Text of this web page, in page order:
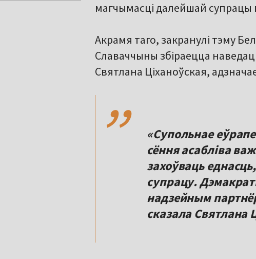
магчымасці далейшай супрацы
Акрамя таго, закранулі тэму
Славаччыны збіраецца
Святлана Ціханоўская,
,,
«Супольнае
сёння асабліва
захоўваць
супрацу.
надзейным
сказала Святлана